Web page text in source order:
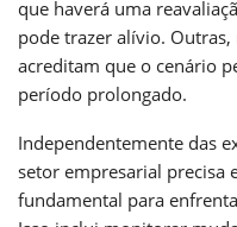
que haverá uma
pode trazer alívio.
acreditam que o cenário
período prolongado.
Independentemente das
setor empresarial precisa
fundamental para